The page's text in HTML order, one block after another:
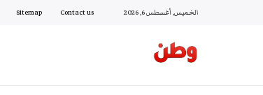
الخميس, أغسطس 6, 2026 Contact us
Sitemap